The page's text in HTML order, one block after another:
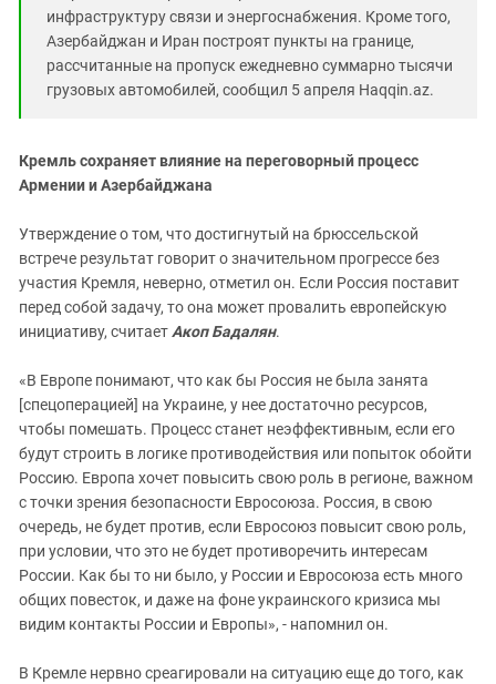
инфраструктуру связи и энергоснабжения. Кроме того,
Азербайджан и Иран построят пункты на границе,
рассчитанные на пропуск ежедневно суммарно тысячи
грузовых автомобилей, сообщил 5 апреля Haqqin.az.
Кремль сохраняет влияние на переговорный процесс
Армении и Азербайджана
Утверждение о том, что достигнутый на брюссельской
встрече результат говорит о значительном прогрессе без
участия Кремля, неверно, отметил он. Если Россия поставит
перед собой задачу, то она может провалить европейскую
инициативу, считаетАкоп Бадалян.
«В Европе понимают, что как бы Россия не была занята
[спецоперацией] на Украине, у нее достаточно ресурсов,
чтобы помешать. Процесс станет неэффективным, если его
будут строить в логике противодействия или попыток обойти
Россию. Европа хочет повысить свою роль в регионе, важном
с точки зрения безопасности Евросоюза. Россия, в свою
очередь, не будет против, если Евросоюз повысит свою роль,
при условии, что это не будет противоречить интересам
России. Как бы то ни было, у России и Евросоюза есть много
общих повесток, и даже на фоне украинского кризиса мы
видим контакты России и Европы», - напомнил он.
В Кремле нервно среагировали на ситуацию еще до того, как